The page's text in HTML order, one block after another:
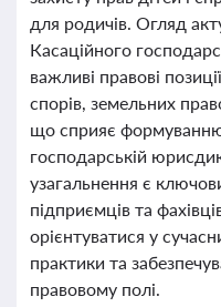
для родичів. Огляд
Касаційного
важливі правові
спорів, земельних
що сприяє формуванню
господарській
узагальнення є
підприємців та
орієнтуватися у
практики та
правовому полі.